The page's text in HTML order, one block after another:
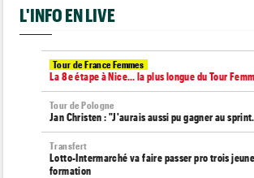
L'INFO EN LIVE
Tour de France Femmes
La 8e étape à Nice… la plus longue du Tour
Tour de Pologne
Jan Christen : "J'aurais aussi pu gagner au
Transfert
Lotto-Intermarché va faire passer pro trois
formation